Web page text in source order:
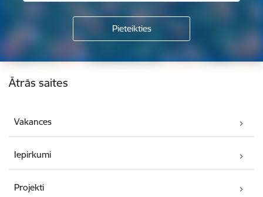
Kājene
Ātrās saites
Vakances
Iepirkumi
Projekti